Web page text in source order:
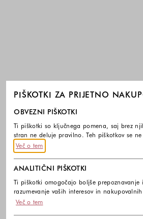
PIŠKOTKI ZA PRIJETNO
Izberite, katere skupine
OBVEZNI PIŠKOTKI
Ti piškotki so ključnega pomena, saj brez
stran ne deluje pravilno. Teh piškotkov se
Več o tem
ANALITIČNI PIŠKOTKI
Ti piškotki omogočajo boljše prepoznavanje
razumevanje vaših interesov in
Več o tem